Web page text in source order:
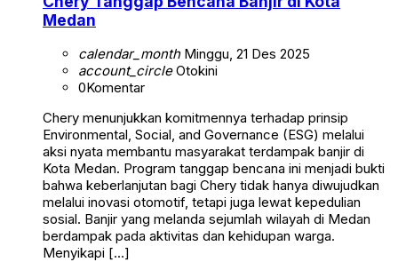
Medan
calendar_monthMinggu, 21 Des 2025
account_circleOtokini
0Komentar
Chery menunjukkan komitmennya terhadap prinsip
Environmental, Social, and Governance (ESG) melalui
aksi nyata membantu masyarakat terdampak banjir di
Kota Medan. Program tanggap bencana ini menjadi bukti
bahwa keberlanjutan bagi Chery tidak hanya diwujudkan
melalui inovasi otomotif, tetapi juga lewat kepedulian
sosial. Banjir yang melanda sejumlah wilayah di Medan
berdampak pada aktivitas dan kehidupan warga.
Menyikapi […]